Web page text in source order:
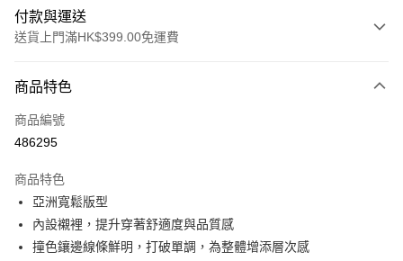
付款與運送
送貨上門滿HK$399.00免運費
信用卡
線上付款
Alipay, PayMe, WeChat Pay, UnionPay, FPS
送貨方式
單筆訂單淨值滿$399可享免運費優惠
每筆HK$30.00，滿HK$399.00或以上免運費
商品特色
商品編號
486295
商品特色
亞洲寬鬆版型
內設襯裡，提升穿著舒適度與品質感
撞色鑲邊線條鮮明，打破單調，為整體增添層次感